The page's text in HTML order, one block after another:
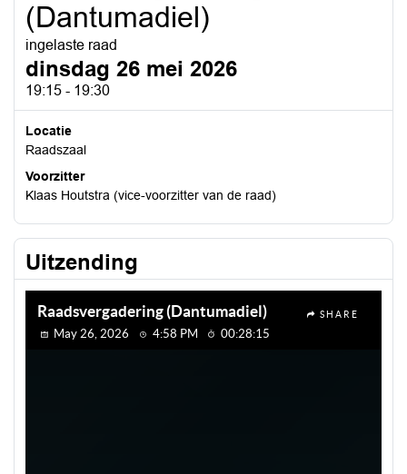
(Dantumadiel)
ingelaste raad
dinsdag 26 mei 2026
19:15 - 19:30
Locatie
Raadszaal
Voorzitter
Klaas Houtstra (vice-voorzitter van de raad)
Uitzending